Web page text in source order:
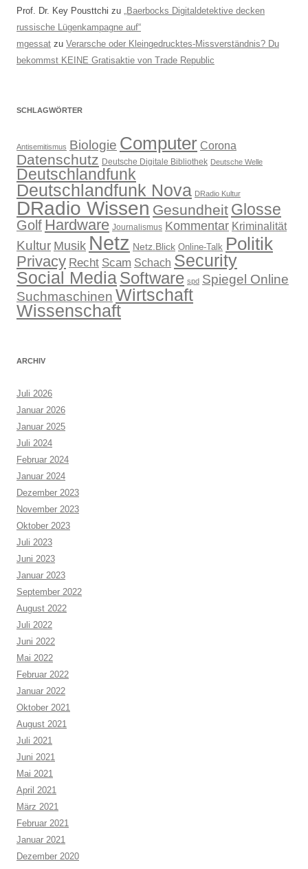
Prof. Dr. Key Pousttchi zu
„Baerbocks Digitaldetektive decken
russische Lügenkampagne auf“
mgessat zu Verarsche oder Kleingedrucktes-Missverständnis? Du
bekommst KEINE Gratisaktie von Trade Republic
SCHLAGWÖRTER
Antisemitismus Biologie Computer Corona
Datenschutz Deutsche Digitale Bibliothek Deutsche Welle
Deutschlandfunk
Deutschlandfunk Nova DRadio Kultur
DRadio Wissen Gesundheit Glosse
Golf Hardware Journalismus Kommentar Kriminalität
Kultur Musik Netz Netz.Blick Online-Talk Politik
Privacy Recht Scam Schach Security
Social MediaSoftware spd Spiegel Online
Suchmaschinen Wirtschaft
Wissenschaft
ARCHIV
Juli 2026
Januar 2026
Januar 2025
Juli 2024
Februar 2024
Januar 2024
Dezember 2023
November 2023
Oktober 2023
Juli 2023
Juni 2023
Januar 2023
September 2022
August 2022
Juli 2022
Juni 2022
Mai 2022
Februar 2022
Januar 2022
Oktober 2021
August 2021
Juli 2021
Juni 2021
Mai 2021
April 2021
März 2021
Februar 2021
Januar 2021
Dezember 2020